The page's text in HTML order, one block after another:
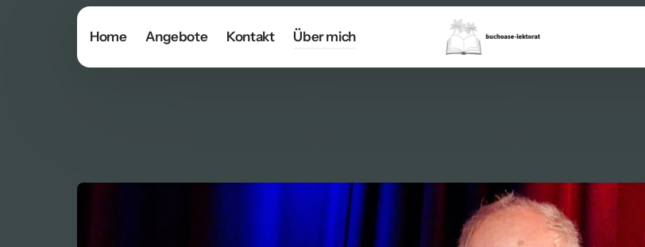
Home Angebote Kontakt Über mich
en